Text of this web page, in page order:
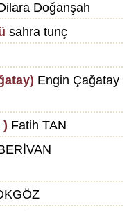
Doğanşah
sahra tunç
Engin Çağatay
) Fatih TAN